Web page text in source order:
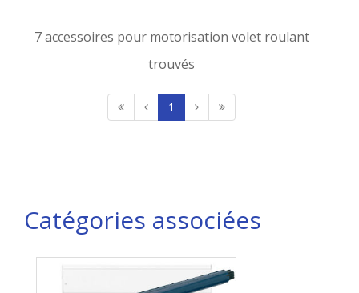
7 accessoires pour motorisation volet roulant
trouvés
1
Catégories associées